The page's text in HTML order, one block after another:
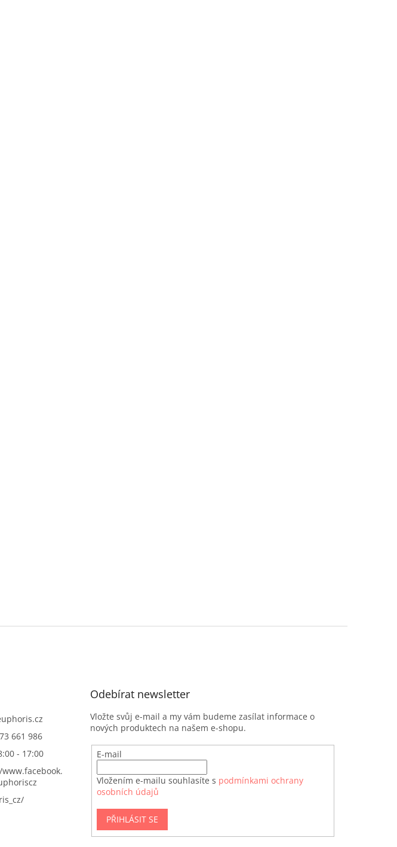
661 986
- 17:00
Odebírat newsletter
Vložte svůj e-mail a my vám budeme zasílat informace o
nových produktech na našem e-shopu.
E-mail
Vložením e-mailu souhlasíte s podmínkami ochrany
osobních údajů
PŘIHLÁSIT SE